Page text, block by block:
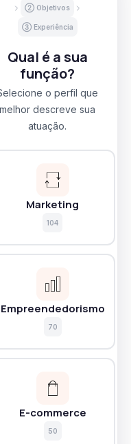
② Objetivos
③ Experiência
Qual é a sua
função?
o perfil que
melhor descreve sua
atuação.
Marketing
104
Empreendedorismo
70
E-commerce
50